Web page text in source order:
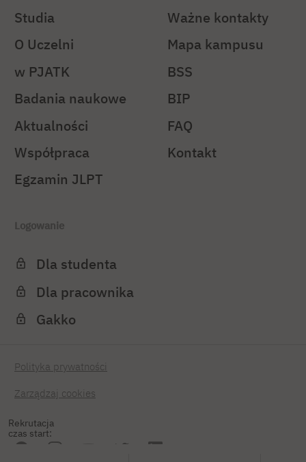
Rekrutacja
czas start:
Studia
O Uczelni
w PJATK
Badania naukowe
Aktualności
Współpraca
Egzamin JLPT
Ważne kontakty
Mapa kampusu
BSS
BIP
FAQ
Kontakt
Logowanie
Dla studenta
Dla pracownika
Gakko
Polityka prywatności
Zarządzaj cookies